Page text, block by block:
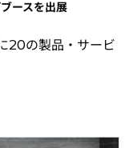
ースを出展
20の製品・サービ